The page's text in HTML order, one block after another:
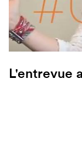
L'entrevue